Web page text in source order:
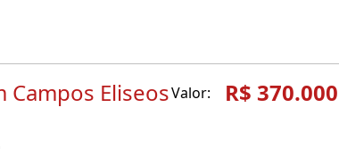
EliseosValor: R$ 370.000